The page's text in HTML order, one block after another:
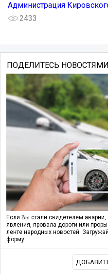
Администрация
2433
ПОДЕЛИТЕСЬ
Если Вы стали свидетелем
явления, провала дороги или
ленте народных новостей.
форму.